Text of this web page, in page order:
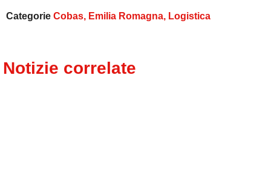
Categorie Cobas, Emilia Romagna, Logistica
Notizie correlate